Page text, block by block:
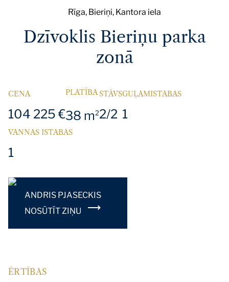
Rīga, Bieriņi, Kantora iela
Dzīvoklis Bieriņu parka
zonā
CENA
104 225 €
PLATĪBA
38 m2
STĀVS
2/2
GUĻAMISTABAS
1
VANNAS ISTABAS
1
ANDRIS PJASECKIS
NOSŪTĪT ZIŅU
ĒRTĪBAS